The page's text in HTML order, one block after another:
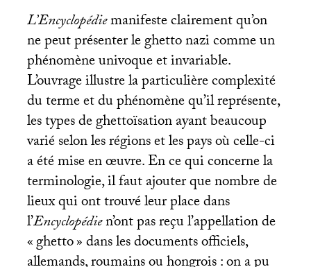
L’Encyclopédiemanifeste clairement qu’on
ne peut présenter le ghetto nazi comme un
phénomène univoque et invariable.
L’ouvrage illustre la particulière complexité
du terme et du phénomène qu’il représente,
les types de ghettoïsation ayant beaucoup
varié selon les régions et les pays où celle-ci
a été mise en œuvre. En ce qui concerne la
terminologie, il faut ajouter que nombre de
lieux qui ont trouvé leur place dans
l’Encyclopédien’ont pas reçu l’appellation de
«ghetto» dans les documents officiels,